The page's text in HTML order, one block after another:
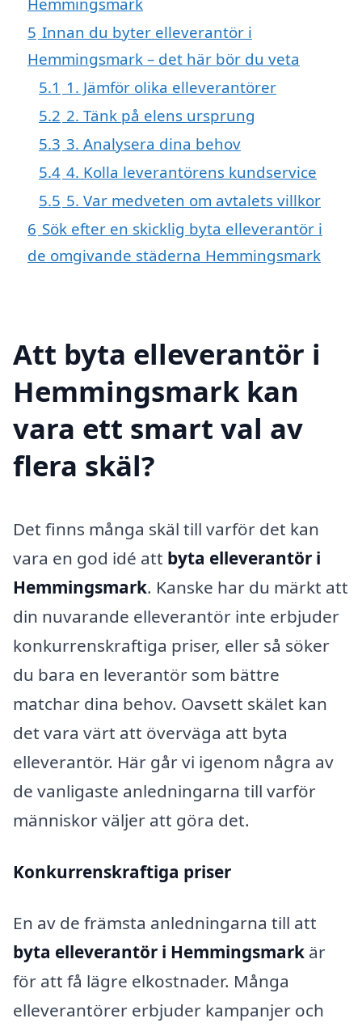
5 Innan du byter elleverantör i
Hemmingsmark – det här bör du veta
5.1 1. Jämför olika elleverantörer
5.2 2. Tänk på elens ursprung
5.3 3. Analysera dina behov
5.4 4. Kolla leverantörens kundservice
5.5 5. Var medveten om avtalets villkor
6 Sök efter en skicklig byta elleverantör i
de omgivande städerna Hemmingsmark
Att byta elleverantör i
Hemmingsmark kan
vara ett smart val av
flera skäl?
Det finns många skäl till varför det kan
vara en god idé att byta elleverantör i
Hemmingsmark. Kanske har du märkt att
din nuvarande elleverantör inte erbjuder
konkurrenskraftiga priser, eller så söker
du bara en leverantör som bättre
matchar dina behov. Oavsett skälet kan
det vara värt att överväga att byta
elleverantör. Här går vi igenom några av
de vanligaste anledningarna till varför
människor väljer att göra det.
Konkurrenskraftiga priser
En av de främsta anledningarna till att
byta elleverantör i Hemmingsmark är
för att få lägre elkostnader. Många
elleverantörer erbjuder kampanjer och